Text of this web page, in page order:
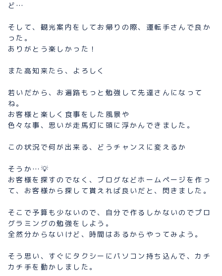
ど…
そして、観光案内をしてお帰りの際、運転手さんで良か
った。
ありがとう楽しかった！
また高知来たら、よろしく
若いだから、お遍路もっと勉強して先達さんになって
ね。
お客様と楽しく食事をした風景や
色々な事、思いが走馬灯に頭に浮かんできました。
この状況で何が出来る、どうチャンスに変えるか
そうか…💡
お客様を探すのでなく、ブログなどホームページを作っ
て、お客様から探して貰えれば良いだと、閃きました。
そこで予算も少ないので、自分で作るしかないのでプロ
グラミングの勉強をしよう。
全然分からないけど、時間はあるからやってみよう。
そう思い、すぐにタクシーにパソコン持ち込んで、カチ
カチ手を動かしました。